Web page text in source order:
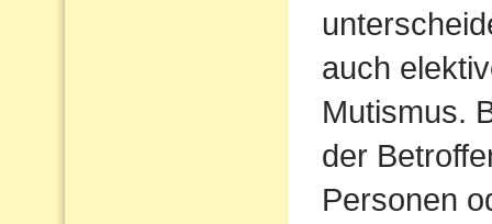
auch
Mutismus.
der
Personen